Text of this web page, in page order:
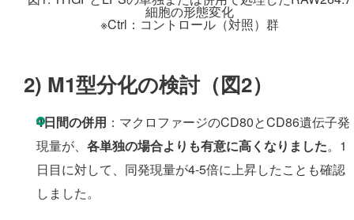
細胞の形態変化
※Ctrl：コントロール（対照）群
2) M1型分化の検討（図2）
4日間の併用 ：マクロファージのCD80とCD86遺伝子発
現量が、 各単独の場合よりも有意に高くなりました。1
日目に対して、同発現量が4-5倍に上昇したことも確認
しました。